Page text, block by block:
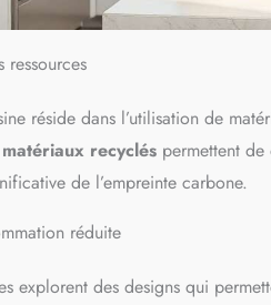
ressources
réside dans l’utilisation de
recyclés permettent
de l’empreinte carbone.
réduite
explorent des designs qui